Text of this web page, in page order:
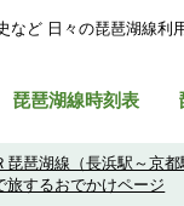
ど ⽇々の琵琶湖線利
琵琶湖線時刻表
琵琶湖線（長浜駅～京
旅するおでかけページ